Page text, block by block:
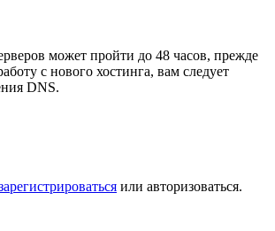
может пройти до 48 часов, прежде
с нового хостинга, вам следует
DNS.
или авторизоваться.